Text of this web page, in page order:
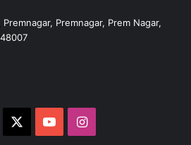
Premnagar, Prem Nagar,
YouTubeInstagram